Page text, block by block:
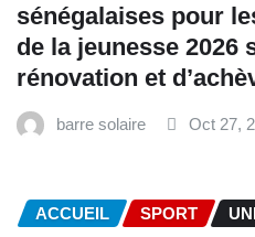
sénégalaises pour
de la jeunesse 2026
rénovation et
barre solaire Oct 27,
ACCUEIL SPORT